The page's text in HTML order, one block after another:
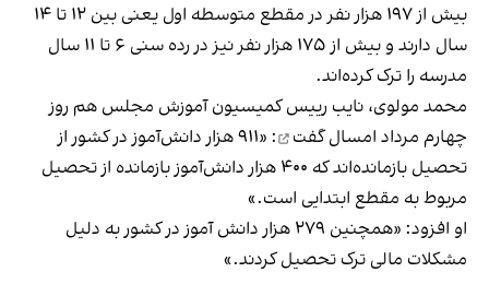
بیش از ۱۹۷ هزار نفر در مقطع متوسطه اول یعنی بین ۱۲ تا ۱۴
سال دارند و بیش از ۱۷۵ هزار نفر نیز در رده‌ سنی ۶ تا ۱۱ سال
مدرسه را ترک کرده‌اند.
محمد مولوی، نایب رییس کمیسیون آموزش مجلس هم روز
چهارم مرداد امسالگفت
: «۹۱۱ هزار دانش‌آموز در کشور از
تحصیل بازمانده‌اند که ۴۰۰ هزار دانش‌آموز بازمانده از تحصیل
مربوط به مقطع ابتدایی است.»
او افزود: «همچنین ۲۷۹ هزار دانش آموز در کشور به دلیل
مشکلات مالی ترک تحصیل کردند.»